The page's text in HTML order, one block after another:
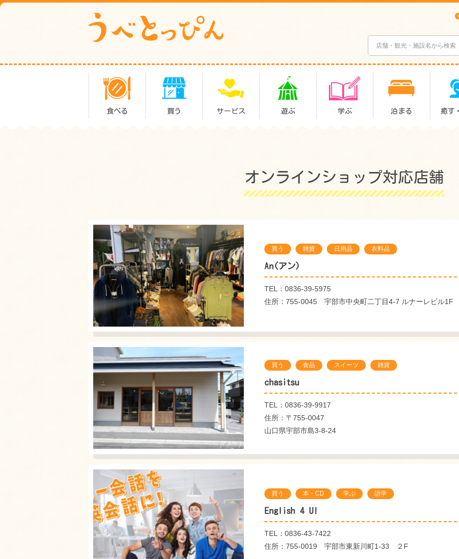
食べる 買う サービス 遊ぶ 学ぶ 泊まる 癒す
オンラインショップ対応店舗
買う 雑貨 日用品 衣料品
An(アン)
TEL：0836-39-5975
住所：755-0045 宇部市中央町二丁目4-7 ルナーレビル1F
買う 食品 スイーツ 雑貨
chasitsu
TEL：0836-39-9917
住所：〒755-0047
山口県宇部市島3-8-24
買う 本・CD 学ぶ 語学
English 4 U!
TEL：0836-43-7422
住所：755-0019 宇部市東新川町1-33 ２F